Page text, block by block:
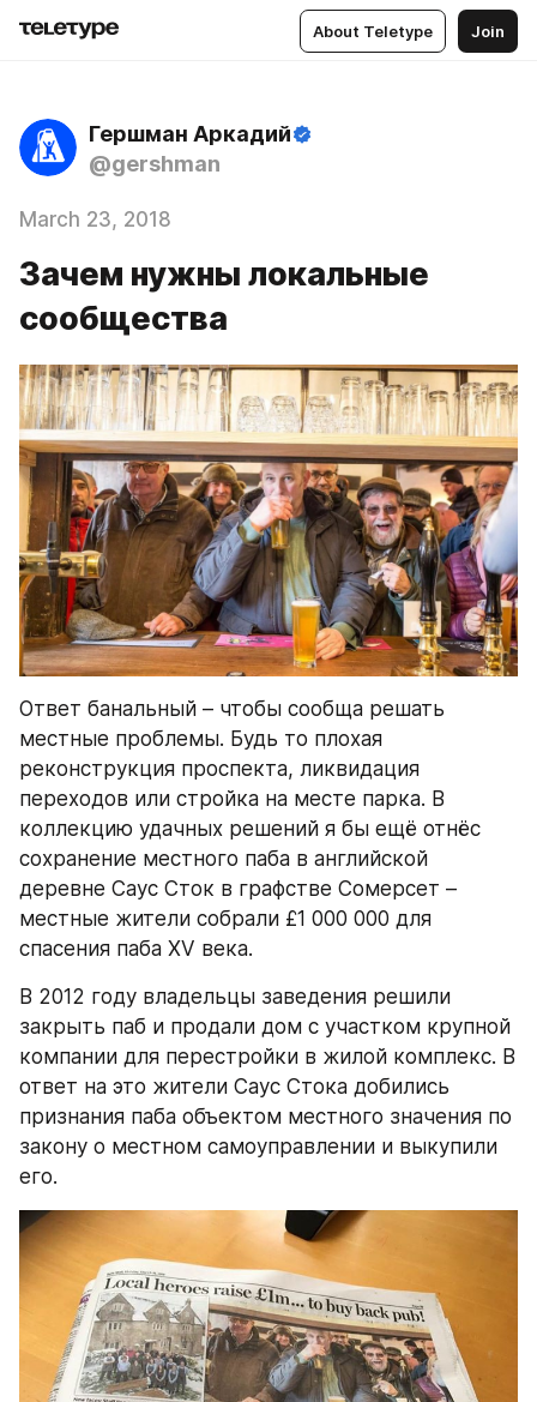
About Teletype Join
Гершман Аркадий
@gershman
March 23, 2018
Зачем нужны локальные
сообщества
Ответ банальный – чтобы сообща решать
местные проблемы. Будь то плохая
реконструкция проспекта, ликвидация
переходов или стройка на месте парка. В
коллекцию удачных решений я бы ещё отнёс
сохранение местного паба в английской
деревне Саус Сток в графстве Сомерсет –
местные жители собрали £1 000 000 для
спасения паба XV века.
В 2012 году владельцы заведения решили
закрыть паб и продали дом с участком крупной
компании для перестройки в жилой комплекс. В
ответ на это жители Саус Стока добились
признания паба объектом местного значения по
закону о местном самоуправлении и выкупили
его.